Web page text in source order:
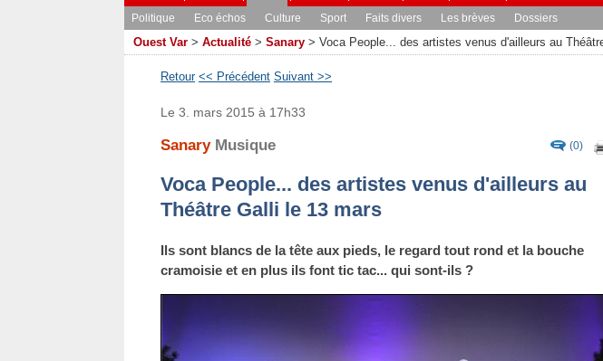
Politique
Eco échos Culture Sport Faits divers Les brèves Dossiers
Ouest Var > Actualité > Sanary > Voca People... des artistes venus d'ailleurs au
Retour << Précédent Suivant >>
(0)
Le 3. mars 2015 à 17h33
Sanary Musique
Voca People... des artistes venus d'ailleurs au
Théâtre Galli le 13 mars
Ils sont blancs de la tête aux pieds, le regard tout rond et la bouche
cramoisie et en plus ils font tic tac... qui sont-ils ?